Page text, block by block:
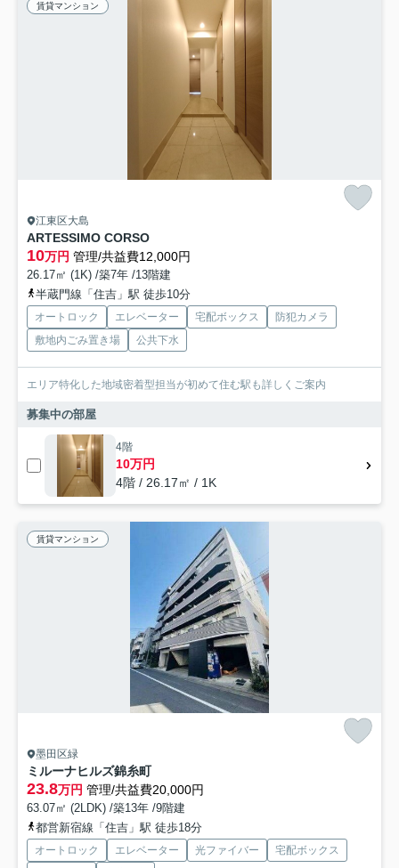
賃貸マンション
江東区大島
ARTESSIMO CORSO
10万円 管理/共益費12,000円
26.17㎡ (1K) /築7年 /13階建
半蔵門線「住吉」駅 徒歩10分
オートロック エレベーター 宅配ボックス
防犯カメラ
敷地内ごみ置き場
公共下水
エリア特化した地域密着型担当が初めて住む駅も詳しくご案内
募集中の部屋
4階
10万円
4階 / 26.17㎡ / 1K
賃貸マンション
墨田区緑
ミルーナヒルズ錦糸町
23.8万円 管理/共益費20,000円
63.07㎡ (2LDK) /築13年 /9階建
都営新宿線「住吉」駅 徒歩18分
オートロック エレベーター 光ファイバー
宅配ボックス